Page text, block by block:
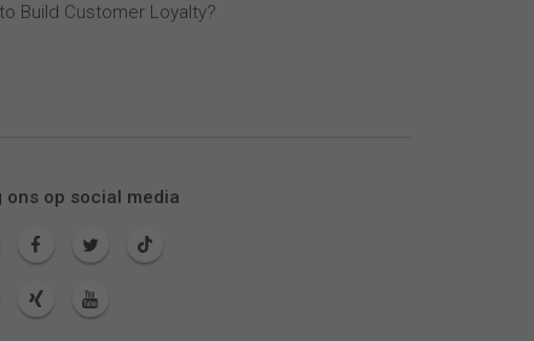
Build Customer Loyalty?
ons op social media